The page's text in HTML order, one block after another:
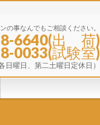
の事なんでもご相談ください。
6640(出 荷)
0033(試験室)
日曜日、第二土曜日定休日）